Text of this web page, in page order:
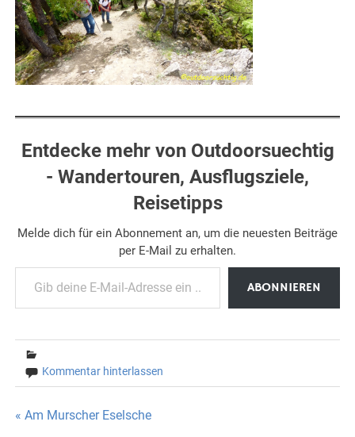
Entdecke mehr von Outdoorsuechtig
- Wandertouren, Ausflugsziele,
Reisetipps
Melde dich für ein Abonnement an, um die neuesten Beiträge
per E-Mail zu erhalten.
Gib deine E-Mail-Adresse ein ...
ABONNIEREN
Kommentar hinterlassen
Beitragsnavigation
« Am Murscher Eselsche